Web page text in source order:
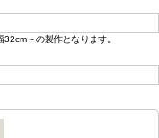
～の製作となります。